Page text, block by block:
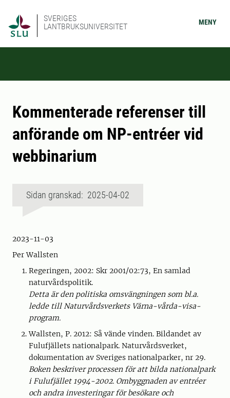
SVERIGES
LANTBRUKSUNIVERSITET
MENY
Kommenterade referenser till
anförande om NP-entréer vid
webbinarium
Sidan granskad: 2025-04-02
2023-11-03
Per Wallsten
Regeringen, 2002: Skr 2001/02:73, En samlad
naturvårdspolitik.
Detta är den politiska omsvängningen som bl.a.
ledde till Naturvårdsverkets Värna-vårda-visa-
program.
Wallsten, P. 2012: Så vände vinden. Bildandet av
Fulufjällets nationalpark. Naturvårdsverket,
dokumentation av Sveriges nationalparker, nr 29.
Boken beskriver processen för att bilda nationalpark
i Fulufjället 1994-2002. Ombyggnaden av entréer
och andra investeringar för besökare och